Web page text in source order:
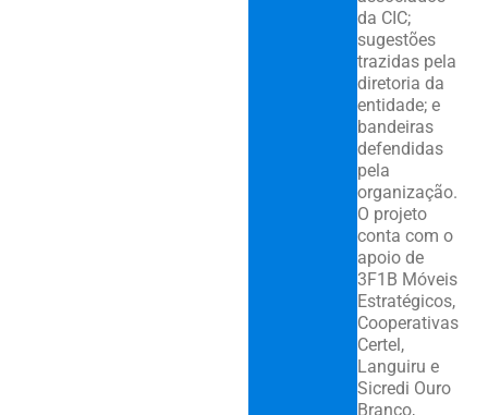
da CIC;
sugestões
trazidas pela
diretoria da
entidade; e
bandeiras
defendidas
pela
organização.
O projeto
conta com o
apoio de
3F1B Móveis
Estratégicos,
Cooperativas
Certel,
Languiru e
Sicredi Ouro
Branco,